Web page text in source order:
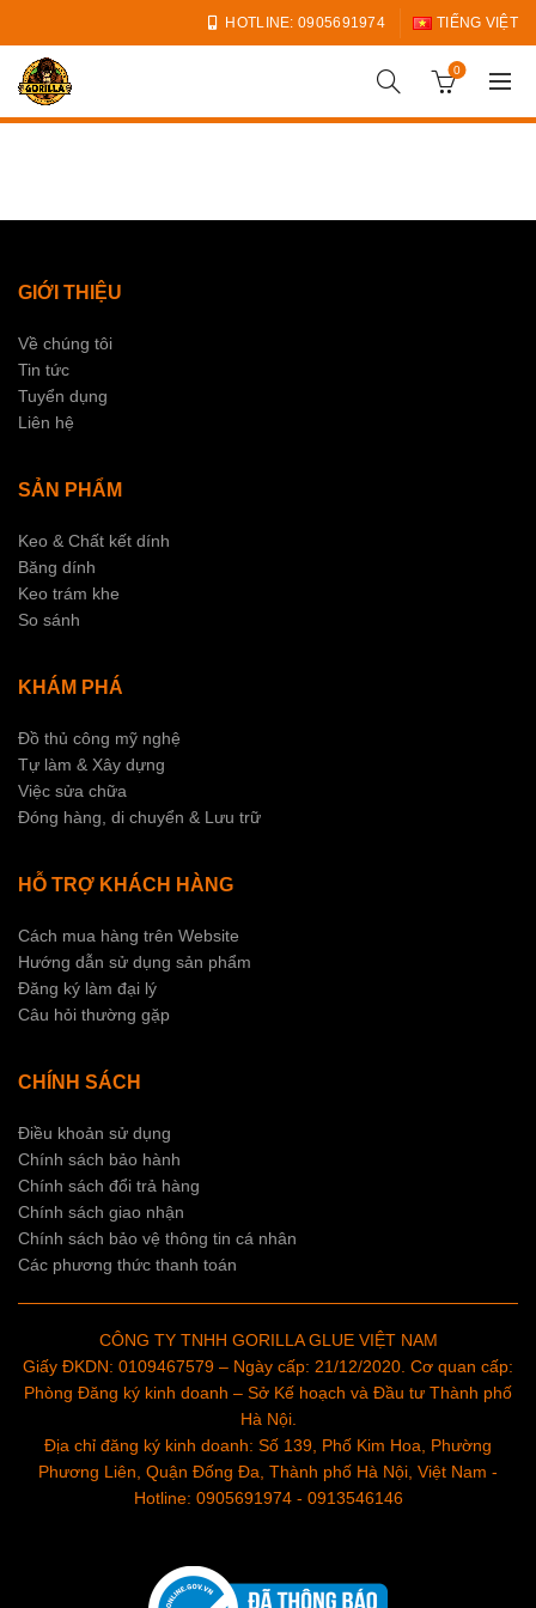
HOTLINE: 0905691974 TIẾNG VIỆT
0
GIỚI THIỆU
Về chúng tôi
Tin tức
Tuyển dụng
Liên hệ
SẢN PHẨM
Keo & Chất kết dính
Băng dính
Keo trám khe
So sánh
KHÁM PHÁ
Đồ thủ công mỹ nghệ
Tự làm & Xây dựng
Việc sửa chữa
Đóng hàng, di chuyển & Lưu trữ
HỖ TRỢ KHÁCH HÀNG
Cách mua hàng trên Website
Hướng dẫn sử dụng sản phẩm
Đăng ký làm đại lý
Câu hỏi thường gặp
CHÍNH SÁCH
Điều khoản sử dụng
Chính sách bảo hành
Chính sách đổi trả hàng
Chính sách giao nhận
Chính sách bảo vệ thông tin cá nhân
Các phương thức thanh toán
CÔNG TY TNHH GORILLA GLUE VIỆT NAM
Giấy ĐKDN: 0109467579 – Ngày cấp: 21/12/2020. Cơ quan cấp:
Phòng Đăng ký kinh doanh – Sở Kế hoạch và Đầu tư Thành phố
Hà Nội.
Địa chỉ đăng ký kinh doanh: Số 139, Phố Kim Hoa, Phường
Phương Liên, Quận Đống Đa, Thành phố Hà Nội, Việt Nam -
Hotline: 0905691974 - 0913546146